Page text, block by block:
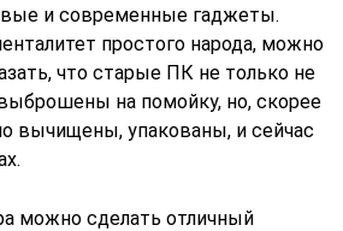
и современные гаджеты.
простого народа, можно
что старые ПК не только не
на помойку, но, скорее
вычищены, упакованы, и сейчас
можно сделать отличный